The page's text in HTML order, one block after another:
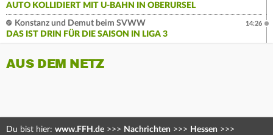
AUTO KOLLIDIERT MIT U-BAHN IN OBERURSEL
Konstanz und Demut beim SVWW
DAS IST DRIN FÜR DIE SAISON IN LIGA 3
14:26
AUS DEM NETZ
Du bist hier: www.FFH.de >>> Nachrichten >>> Hessen >>>